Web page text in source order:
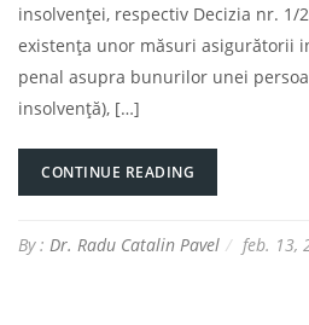
insolvenței, respectiv Decizia nr. 1/
existența unor măsuri asigurătorii
penal asupra bunurilor unei
insolvență), […]
CONTINUE READING
By : Dr. Radu Catalin Pavel feb. 13,